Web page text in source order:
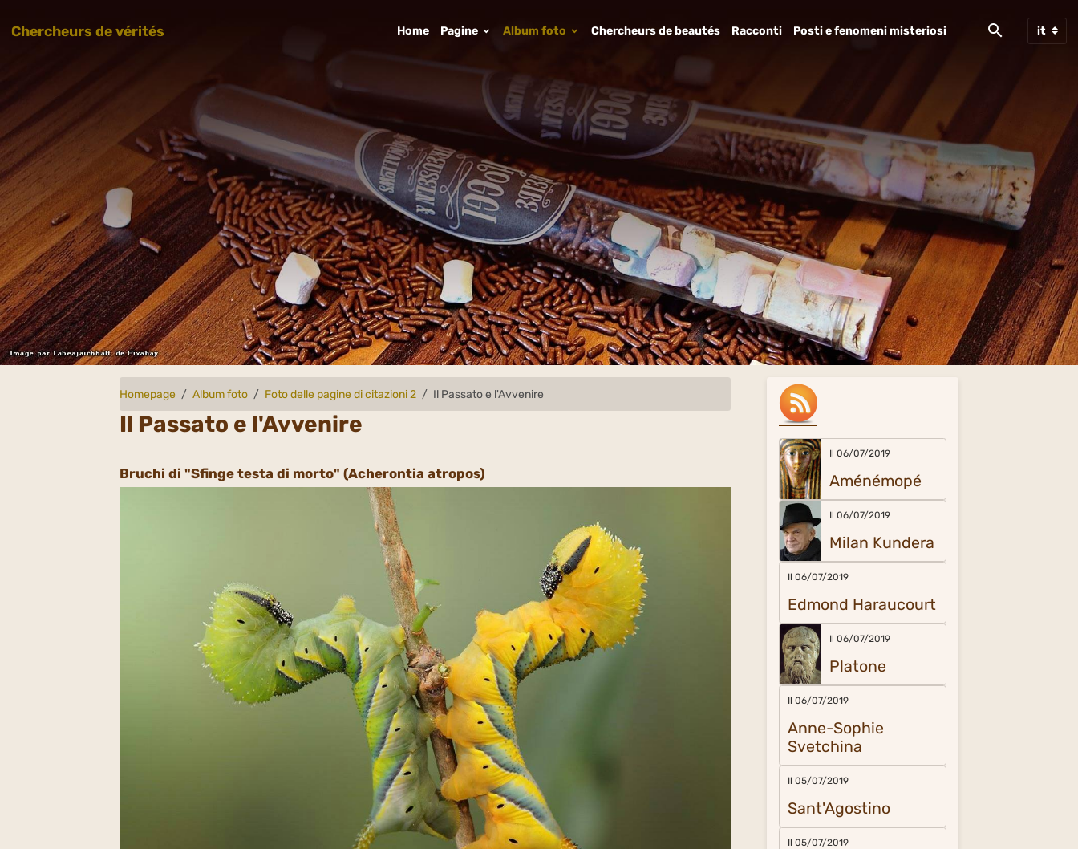
Chercheurs de vérités Home Pagine Album foto Chercheurs de beautés Racconti Posti e fenomeni misteriosi
Homepage Album foto Foto delle pagine di citazioni 2 Il Passato e l'Avvenire
Il Passato e l'Avvenire
Bruchi di "Sfinge testa di morto" (Acherontia atropos)
Il 06/07/2019
Aménémopé
Il 06/07/2019
Milan Kundera
Il 06/07/2019
Edmond Haraucourt
Il 06/07/2019
Platone
Il 06/07/2019
Anne-Sophie
Svetchina
Il 05/07/2019
Sant'Agostino
Il 05/07/2019